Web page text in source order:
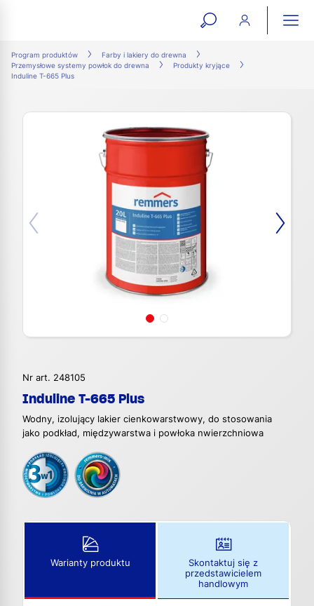
open
form
Program produktów
Farby i lakiery do drewna
Przemysłowe systemy powłok do drewna
Produkty kryjące
Induline T-665 Plus
Nr art. 248105
Induline T-665 Plus
Wodny, izolujący lakier cienkowarstwowy, do stosowania
jako podkład, międzywarstwa i powłoka nwierzchniowa
Warianty produktu
Skontaktuj się z
przedstawicielem
handlowym